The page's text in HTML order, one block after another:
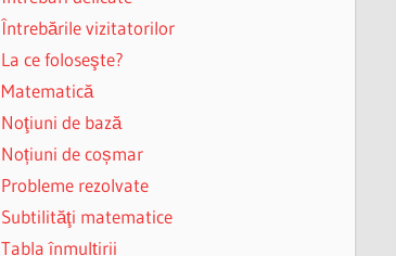
Întrebările vizitatorilor
La ce foloseşte?
Matematică
Noţiuni de bază
Noțiuni de coșmar
Probleme rezolvate
Subtilităţi matematice
Tabla înmulțirii